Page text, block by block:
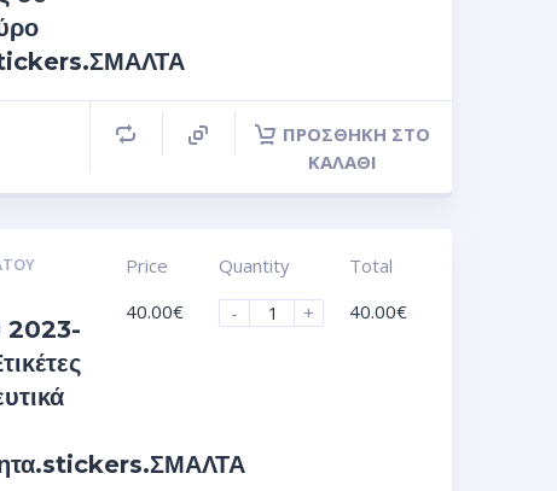
ΠΡΟΣΘΉΚΗ ΣΤΟ
ΚΑΛΆΘΙ
2023-
Price
40.00€
Quantity
-
+
Total
40.00€